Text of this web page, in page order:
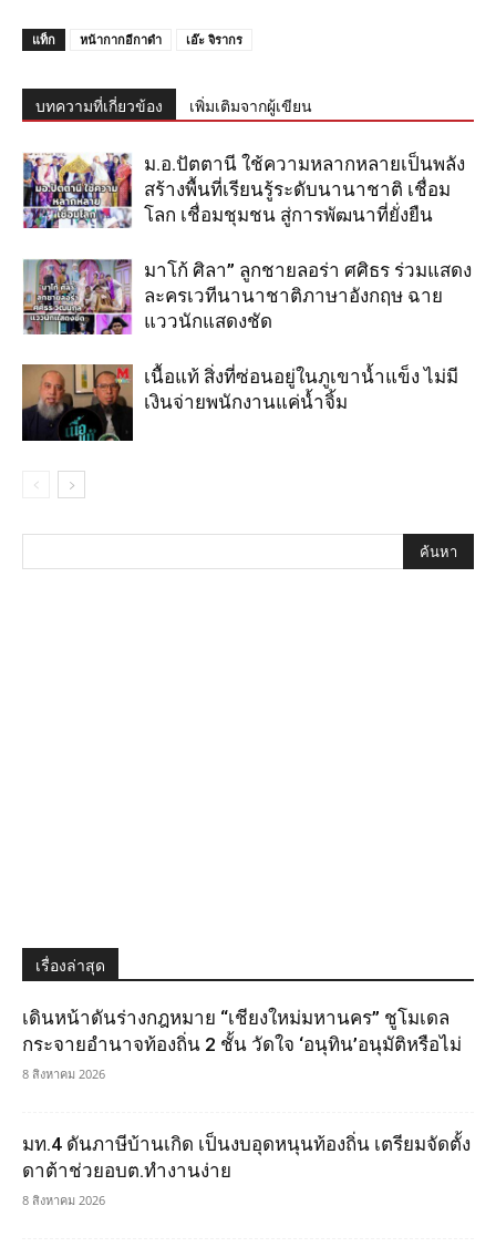
แท็ก หน้ากากอีกาดำ เอ๊ะ จิรากร
บทความที่เกี่ยวข้อง เพิ่มเติมจากผู้เขียน
ม.อ.ปัตตานี ใช้ความหลากหลายเป็นพลัง
สร้างพื้นที่เรียนรู้ระดับนานาชาติ เชื่อม
โลก เชื่อมชุมชน สู่การพัฒนาที่ยั่งยืน
มาโก้ ศิลา” ลูกชายลอร่า ศศิธร ร่วมแสดง
ละครเวทีนานาชาติภาษาอังกฤษ ฉาย
แววนักแสดงชัด
เนื้อแท้ สิ่งที่ซ่อนอยู่ในภูเขาน้ำแข็ง ไม่มี
เงินจ่ายพนักงานแค่น้ำจิ้ม
เรื่องล่าสุด
เดินหน้าดันร่างกฎหมาย “เชียงใหม่มหานคร” ชูโมเดล
กระจายอำนาจท้องถิ่น 2 ชั้น วัดใจ ‘อนุทิน’อนุมัติหรือไม่
8 สิงหาคม 2026
มท.4 ดันภาษีบ้านเกิด เป็นงบอุดหนุนท้องถิ่น เตรียมจัดตั้ง
ดาต้าช่วยอบต.ทำงานง่าย
8 สิงหาคม 2026